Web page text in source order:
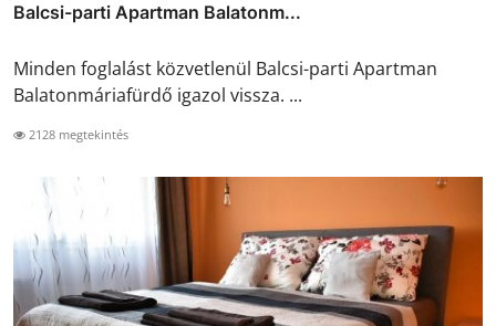
Balcsi-parti Apartman Balatonm...
Minden foglalást közvetlenül Balcsi-parti Apartman
Balatonmáriafürdő igazol vissza. ...
2128 megtekintés